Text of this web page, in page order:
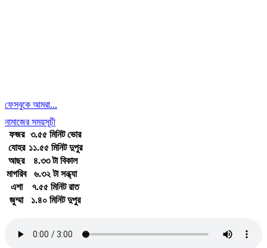
ফেসবুকে আমরা...
নামাজের সময়সূচী
ফজর
৩.৫৫ মিনিট ভোর
যোহর ১১.৫৫ মিনিট দুপুর
আছর
৪.৩৩ টা বিকাল
মাগরিব
৬.৩২ টা সন্ধ্যা
এশা
৭.৫৫ মিনিট রাত
জুম্মা
১.৪০ মিনিট দুপুর